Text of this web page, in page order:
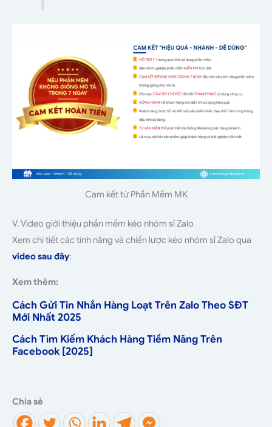
Cam kết từ Phần Mềm MK
V. Video giới thiệu phần mềm kéo nhóm sỉ Zalo
Xem chi tiết các tính năng và chiến lược kéo nhóm sỉ Zalo qua
video sau đây:
Xem thêm:
Cách Gửi Tin Nhắn Hàng Loạt Trên Zalo Theo SĐT
Mới Nhất 2025
Cách Tìm Kiếm Khách Hàng Tiềm Năng Trên
Facebook [2025]
Chia sẻ